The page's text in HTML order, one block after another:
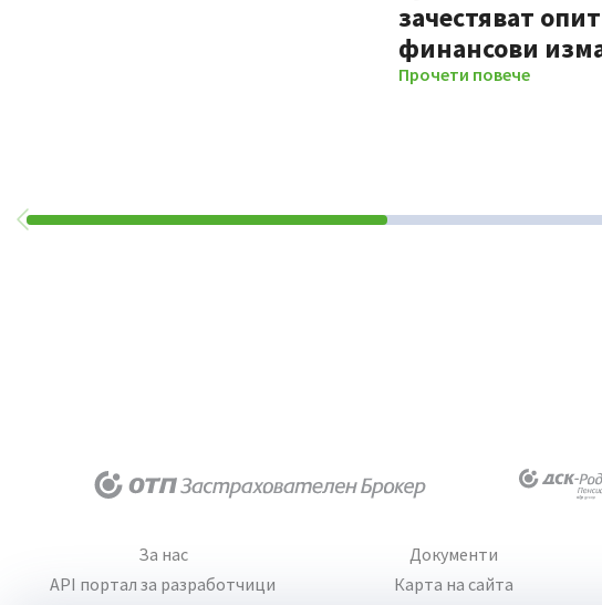
зачестяват
финансови
Прочети повече
За нас
API портал за разработчици
Документи
Карта на сайта